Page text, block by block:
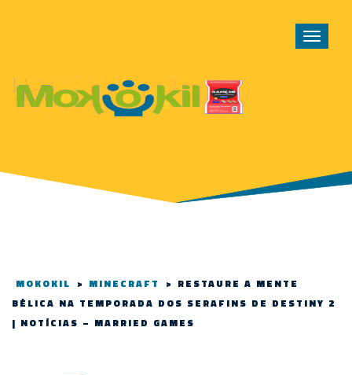
Toggle
MOKOKIL > MINECRAFT > RESTAURE A MENTE
BÉLICA NA TEMPORADA DOS SERAFINS DE DESTINY 2
| NOTÍCIAS – MARRIED GAMES